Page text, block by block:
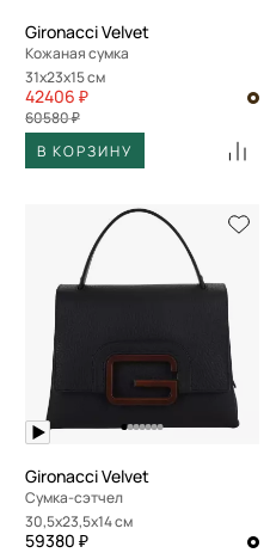
Gironacci Velvet
Кожаная сумка
31x23x15 см
42406 ₽
60580 ₽
В КОРЗИНУ
Gironacci Velvet
Сумка-сэтчел
30,5x23,5x14 см
59380 ₽